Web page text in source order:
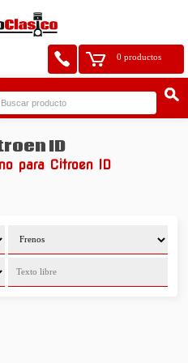
0 productos
ID
para Citroen ID